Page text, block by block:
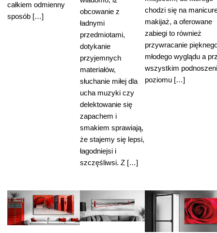
całkiem odmienny
sposób […]
obcowanie z
ładnymi
przedmiotami,
dotykanie
przyjemnych
materiałów,
słuchanie miłej dla
ucha muzyki czy
delektowanie się
zapachem i
smakiem sprawiają,
że stajemy się lepsi,
łagodniejsi i
szczęśliwsi. Z […]
chodzi się na
makijaż, a oferowane
zabiegi to również
przywracanie
młodego wyglądu a
wszystkim
poziomu […]